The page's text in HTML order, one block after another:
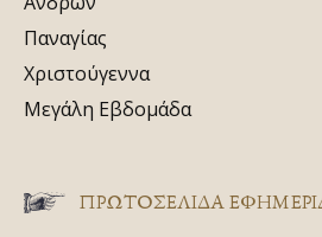
Παναγίας
Χριστούγεννα
Μεγάλη Εβδομάδα
ΠΡΩΤΟΣΈΛΙΔΑ